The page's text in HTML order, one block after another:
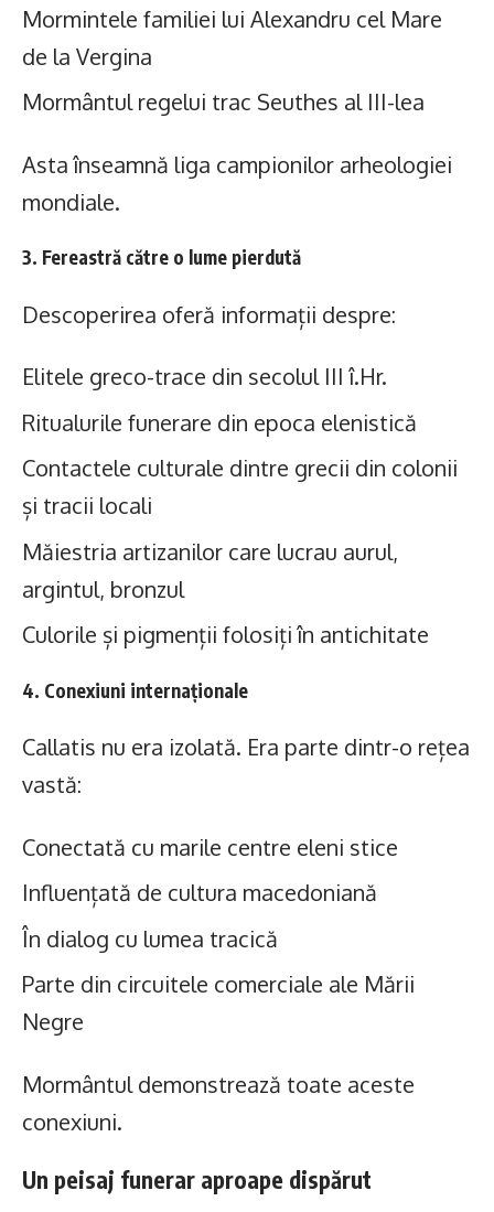
Mormintele familiei lui Alexandru cel Mare
de la Vergina
Mormântul regelui trac Seuthes al III-lea
Asta înseamnă liga campionilor arheologiei
mondiale.
3. Fereastră către o lume pierdută
Descoperirea oferă informații despre:
Elitele greco-trace din secolul III î.Hr.
Ritualurile funerare din epoca elenistică
Contactele culturale dintre grecii din colonii
și tracii locali
Măiestria artizanilor care lucrau aurul,
argintul, bronzul
Culorile și pigmenții folosiți în antichitate
4. Conexiuni internaționale
Callatis nu era izolată. Era parte dintr-o rețea
vastă:
Conectată cu marile centre eleni stice
Influențată de cultura macedoniană
În dialog cu lumea tracică
Parte din circuitele comerciale ale Mării
Negre
Mormântul demonstrează toate aceste
conexiuni.
Un peisaj funerar aproape dispărut